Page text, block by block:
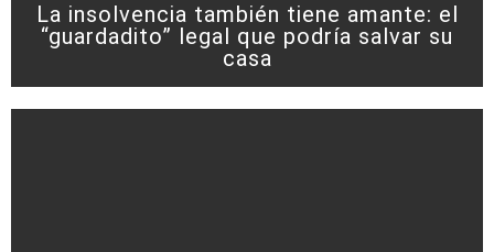
La insolvencia también tiene amante: el
“guardadito” legal que podría salvar su
casa